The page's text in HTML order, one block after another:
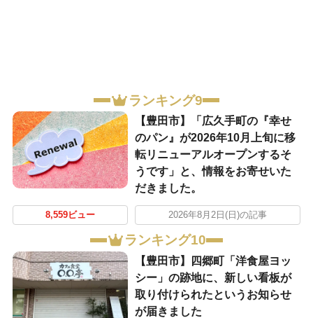
ランキング9
【豊田市】「広久手町の『幸せ
のパン』が2026年10月上旬に移
転リニューアルオープンするそ
うです」と、情報をお寄せいた
だきました。
8,559ビュー 2026年8月2日(日)の記事
ランキング10
【豊田市】四郷町「洋食屋ヨッ
シー」の跡地に、新しい看板が
取り付けられたというお知らせ
が届きました